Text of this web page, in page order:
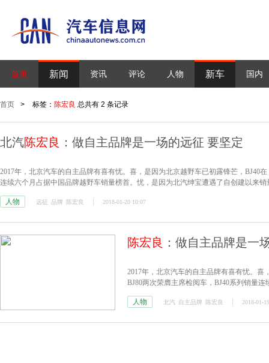
首页 新闻 资讯 评论 人物 新车 国内
首页 > 标签： 陈宏良 总共有 2 条记录
北汽陈宏良 ：做自主品牌是一场的远征 要坚定
2017年，北京汽车的自主品牌有喜有忧。喜，是因为北京越野车已初露锋芒，BJ40
连续六个月占据中国品牌越野车销量榜首。忧，是因为北汽绅宝遭遇了自创建以来
人物 远征 品牌 陈宏良 2018-01-20 10:07
陈宏良 ：做自主品牌是一
2017年，北京汽车的自主品牌有喜有忧。喜
BJ80两次荣膺主席检阅车，BJ40系列销量
人物
北汽 自主品牌 陈宏良 2018-01-